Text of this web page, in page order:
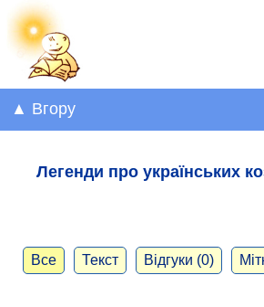
▲ Вгору
Легенди про українських
Все Текст Відгуки (0)